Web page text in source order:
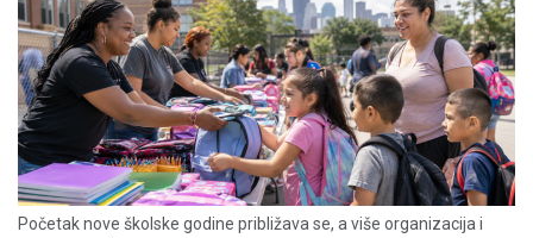
Početak nove školske godine približava se, a više organizacija i